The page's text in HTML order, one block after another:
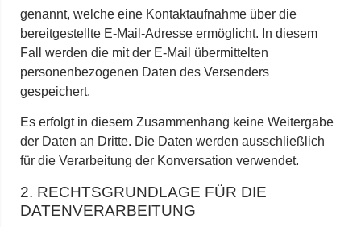
genannt, welche eine Kontaktaufnahme über die
bereitgestellte E-Mail-Adresse ermöglicht. In diesem
Fall werden die mit der E-Mail übermittelten
personenbezogenen Daten des Versenders
gespeichert.
Es erfolgt in diesem Zusammenhang keine Weitergabe
der Daten an Dritte. Die Daten werden ausschließlich
für die Verarbeitung der Konversation verwendet.
2. RECHTSGRUNDLAGE FÜR DIE
DATENVERARBEITUNG